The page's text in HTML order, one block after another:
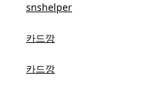
snshelper
카드깡
카드깡